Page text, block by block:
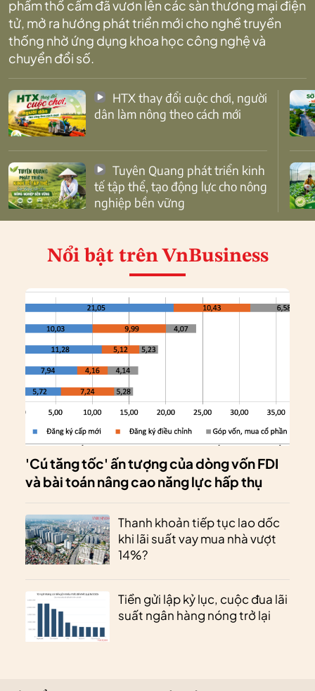
phẩm thổ cẩm đã vươn lên các sàn thương mại điện
tử, mở ra hướng phát triển mới cho nghề truyền
thống nhờ ứng dụng khoa học công nghệ và
chuyển đổi số.
dân làm nông theo cách mới
tế tập thể, tạo động lực cho nông
nghiệp bền vững
Nổi bật trên VnBusiness
'Cú tăng tốc' ấn tượng của dòng vốn FDI
và bài toán nâng cao năng lực hấp thụ
Thanh khoản tiếp tục lao dốc
khi lãi suất vay mua nhà vượt
14%?
Tiền gửi lập kỷ lục, cuộc đua lãi
suất ngân hàng nóng trở lại